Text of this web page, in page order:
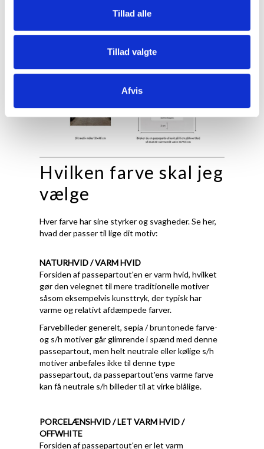
Tillad alle
Tillad valgte
Afvis
Hvilken farve skal jeg
vælge
Hver farve har sine styrker og svagheder. Se her,
hvad der passer til lige dit motiv:
NATURHVID / VARM HVID
Forsiden af passepartout'en er varm hvid, hvilket
gør den velegnet til mere traditionelle motiver
såsom eksempelvis kunsttryk, der typisk har
varme og relativt afdæmpede farver.
Farvebilleder generelt, sepia / bruntonede farve-
og s/h motiver går glimrende i spænd med denne
passepartout, men helt neutrale eller kølige s/h
motiver anbefales ikke til denne type
passepartout, da passepartout'ens varme farve
kan få neutrale s/h billeder til at virke blålige.
PORCELÆNSHVID / LET VARM HVID /
OFFWHITE
Forsiden af passepartout'en er let varm